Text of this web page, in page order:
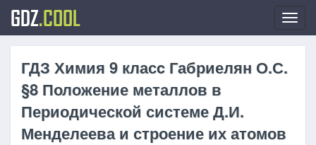
GDZ.COOL
ГДЗ Химия 9 класc Габриелян О.С.
§8 Положение металлов в
Периодической системе Д.И.
Менделеева и строение их атомов